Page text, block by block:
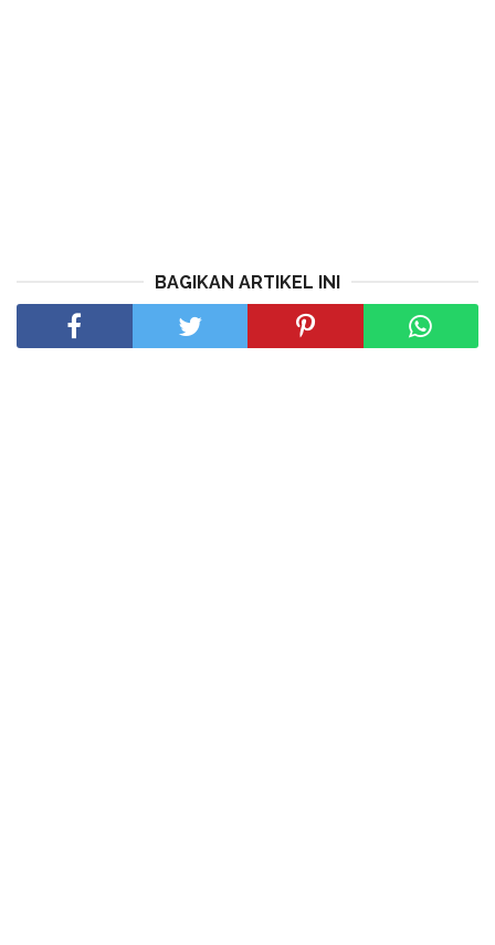
BAGIKAN ARTIKEL INI